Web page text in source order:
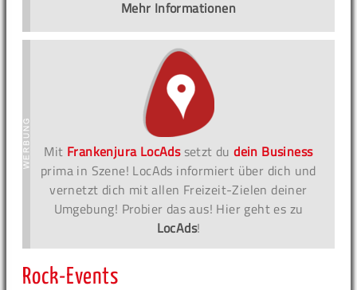
Mehr Informationen
Mit Frankenjura LocAdssetzt dudein Business
prima in Szene! LocAds informiert über dich und
vernetzt dich mit allen Freizeit-Zielen deiner
Umgebung! Probier das aus! Hier geht es zu
LocAds!
Rock-Events